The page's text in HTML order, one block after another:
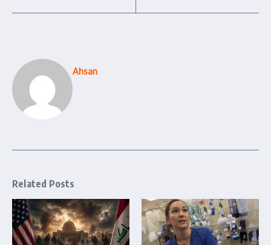
Ahsan
Related Posts